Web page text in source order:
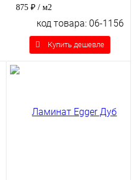
875 ₽ / м2
код товара: 06-1156
Купить дешевле